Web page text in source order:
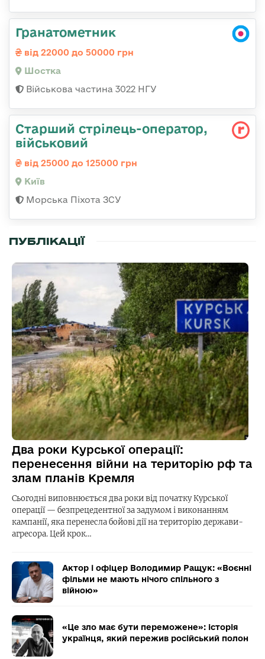
Гранатометник
від 22000 до 50000 грн
Шостка
Військова частина 3022 НГУ
Стаpший стpілець-опеpатоp,
військовий
від 25000 до 125000 грн
Київ
Морська Піхота ЗСУ
ПУБЛІКАЦІЇ
Два роки Курської операції:
перенесення війни на територію рф та
злам планів Кремля
Сьогодні виповнюється два роки від початку Курської
операції — безпрецедентної за задумом і виконанням
кампанії, яка перенесла бойові дії на територію держави-
агресора. Цей крок…
Актор і офіцер Володимир Ращук: «Воєнні
фільми не мають нічого спільного з
війною»
«Це зло має бути переможене»: історія
українця, який пережив російський полон